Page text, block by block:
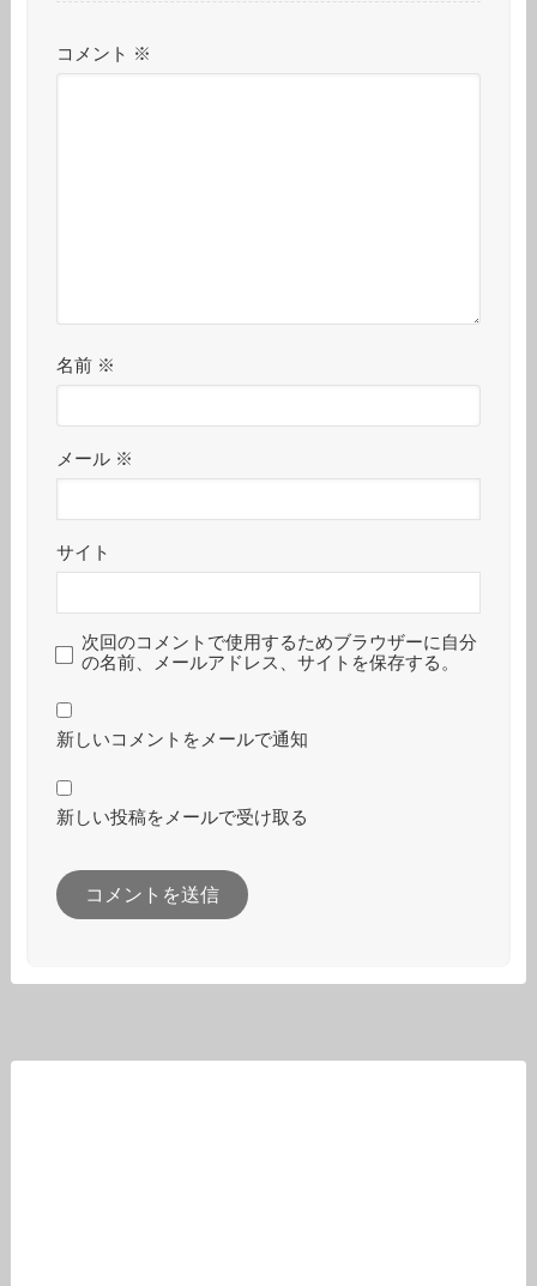
コメント ※
名前 ※
メール ※
サイト
次回のコメントで使用するためブラウザーに自分
の名前、メールアドレス、サイトを保存する。
新しいコメントをメールで通知
新しい投稿をメールで受け取る